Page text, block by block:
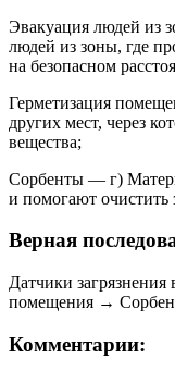
Эвакуация людей из
людей из зоны, где
на безопасном
Герметизация
других мест, через
вещества;
Сорбенты — г)
и помогают очистить
Верная
Датчики
помещения →
Комментарии: